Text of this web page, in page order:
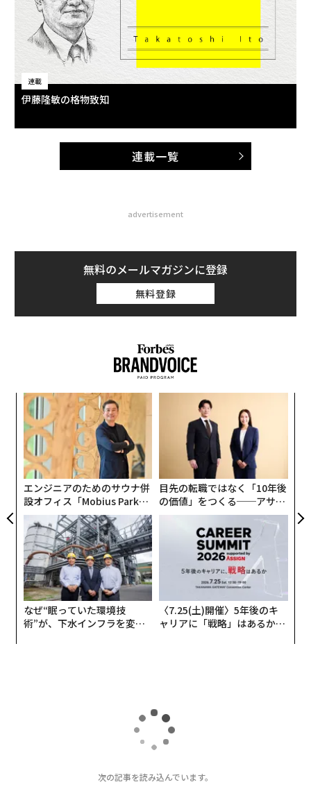
連載
伊藤隆敏の格物致知
連載一覧
advertisement
無料のメールマガジンに登録
無料登録
エンジニアのためのサウナ併
設オフィス「Mobius Park」
がオープン──タマディック
が健康経営を徹底する理由
目先の転職ではなく「10年後
の価値」をつくる──アサイ
ンの長期伴走型支援とは
なぜ“眠っていた環境技
術”が、下水インフラを変え
〈7.25(土)開催〉5年後のキ
ャリアに「戦略」はあるか。